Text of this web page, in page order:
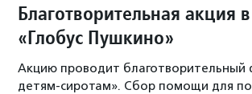
Благотворительная акция
«Глобус Пушкино»
Акцию проводит
детям-сиротам». Сбор помощи для